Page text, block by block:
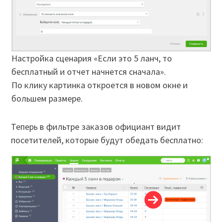
Настройка сценария «Если это 5 ланч, то
бесплатный и отчет начнется сначала».
По клику картинка откроется в новом окне и
большем размере.
Теперь в фильтре заказов официант видит
посетителей, которые будут обедать бесплатно: